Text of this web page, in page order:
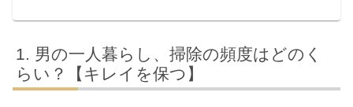
男の一人暮らし、掃除の頻度はどのく
らい？【キレイを保つ】